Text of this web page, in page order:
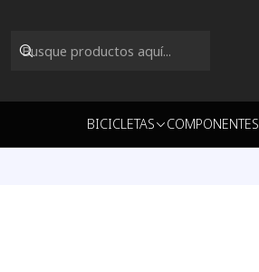
BICICLETAS COMPONENTES